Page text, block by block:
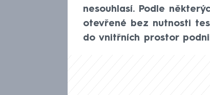
nesouhlasí. Podle
otevřené bez nutnosti
do vnitřních prostor